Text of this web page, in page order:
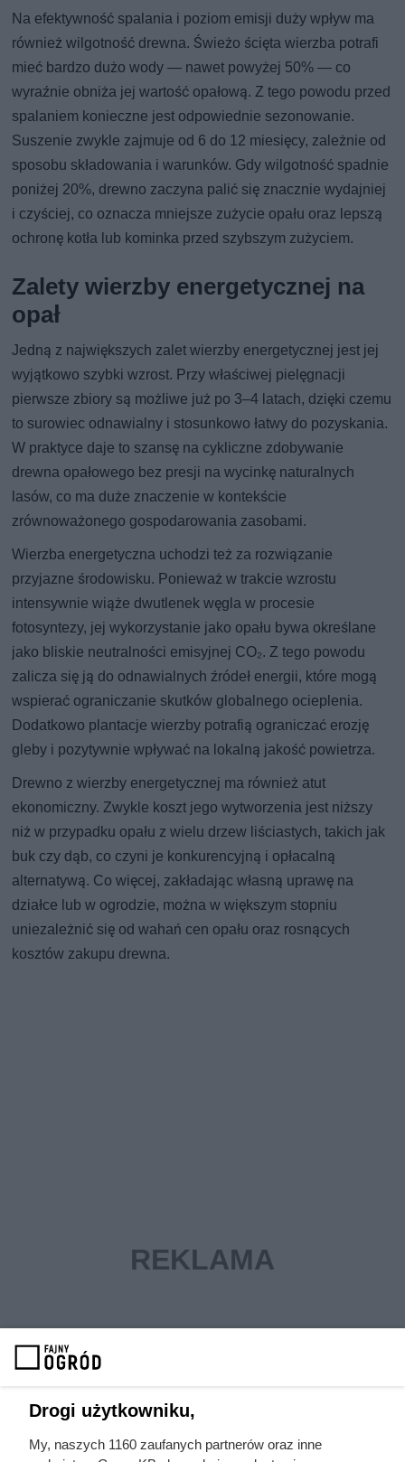
Na efektywność spalania i poziom emisji duży wpływ ma
również wilgotność drewna. Świeżo ścięta wierzba potrafi
mieć bardzo dużo wody — nawet powyżej 50% — co
wyraźnie obniża jej wartość opałową. Z tego powodu przed
spalaniem konieczne jest odpowiednie sezonowanie.
Suszenie zwykle zajmuje od 6 do 12 miesięcy, zależnie od
sposobu składowania i warunków. Gdy wilgotność spadnie
poniżej 20%, drewno zaczyna palić się znacznie wydajniej
i czyściej, co oznacza mniejsze zużycie opału oraz lepszą
ochronę kotła lub kominka przed szybszym zużyciem.
Zalety wierzby energetycznej na
opał
Jedną z największych zalet wierzby energetycznej jest jej
wyjątkowo szybki wzrost. Przy właściwej pielęgnacji
pierwsze zbiory są możliwe już po 3–4 latach, dzięki czemu
to surowiec odnawialny i stosunkowo łatwy do pozyskania.
W praktyce daje to szansę na cykliczne zdobywanie
drewna opałowego bez presji na wycinkę naturalnych
lasów, co ma duże znaczenie w kontekście
zrównoważonego gospodarowania zasobami.
Wierzba energetyczna uchodzi też za rozwiązanie
przyjazne środowisku. Ponieważ w trakcie wzrostu
intensywnie wiąże dwutlenek węgla w procesie
fotosyntezy, jej wykorzystanie jako opału bywa określane
jako bliskie neutralności emisyjnej CO₂. Z tego powodu
zalicza się ją do odnawialnych źródeł energii, które mogą
wspierać ograniczanie skutków globalnego ocieplenia.
Dodatkowo plantacje wierzby potrafią ograniczać erozję
gleby i pozytywnie wpływać na lokalną jakość powietrza.
Drewno z wierzby energetycznej ma również atut
ekonomiczny. Zwykle koszt jego wytworzenia jest niższy
niż w przypadku opału z wielu drzew liściastych, takich jak
buk czy dąb, co czyni je konkurencyjną i opłacalną
alternatywą. Co więcej, zakładając własną uprawę na
działce lub w ogrodzie, można w większym stopniu
uniezależnić się od wahań cen opału oraz rosnących
kosztów zakupu drewna.
Drogi użytkowniku,
My, naszych 1160 zaufanych partnerów oraz inne